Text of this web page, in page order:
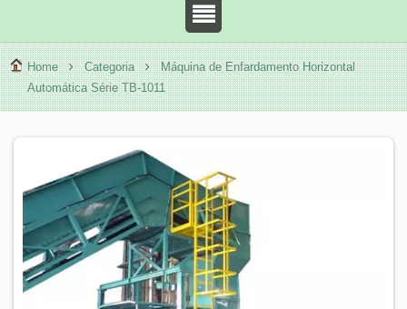
Home Categoria
Máquina de Enfardamento Horizontal
Automática Série TB-1011